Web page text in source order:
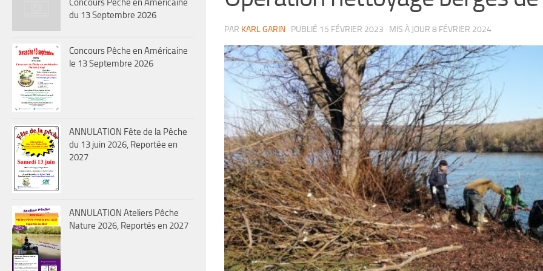
PAR KARL GARIN · PUBLIÉ 15 FÉVRIER 2023 · MIS À JOUR 8 FÉVRIER 2024
Concours Pêche en Américaine
du 13 Septembre 2026
Concours Pêche en Américaine
le 13 Septembre 2026
ANNULATION Fête de la Pêche
du 13 juin 2026, Reportée en
2027
ANNULATION Ateliers Pêche
Nature 2026, Reportés en 2027